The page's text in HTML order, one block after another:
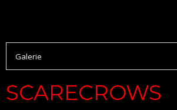
Galerie
SCARECROWS